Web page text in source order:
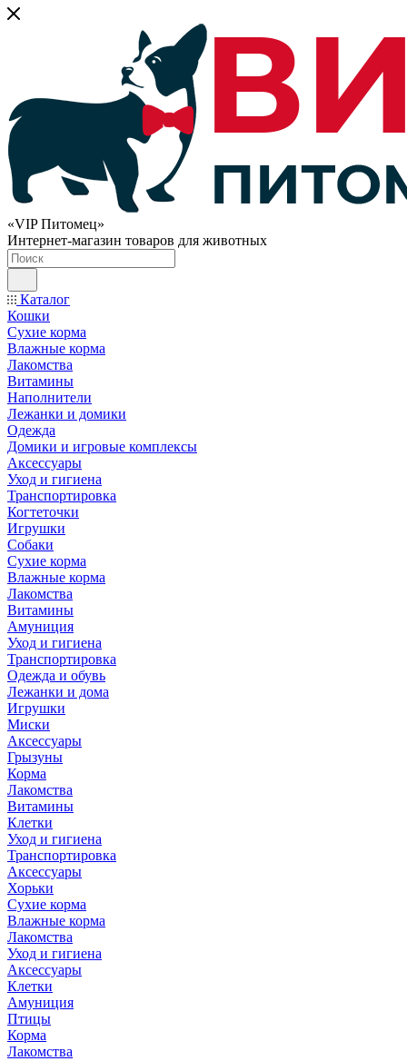
«VIP Питомец»
Интернет-магазин товаров для животных
Каталог
Кошки
Сухие корма
Влажные корма
Лакомства
Витамины
Наполнители
Лежанки и домики
Одежда
Домики и игровые комплексы
Аксессуары
Уход и гигиена
Транспортировка
Когтеточки
Игрушки
Собаки
Сухие корма
Влажные корма
Лакомства
Витамины
Амуниция
Уход и гигиена
Транспортировка
Одежда и обувь
Лежанки и дома
Игрушки
Миски
Аксессуары
Грызуны
Корма
Лакомства
Витамины
Клетки
Уход и гигиена
Транспортировка
Аксессуары
Хорьки
Сухие корма
Влажные корма
Лакомства
Уход и гигиена
Аксессуары
Клетки
Амуниция
Птицы
Корма
Лакомства